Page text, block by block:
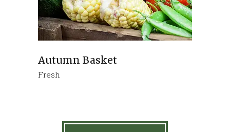
Autumn Basket
Fresh